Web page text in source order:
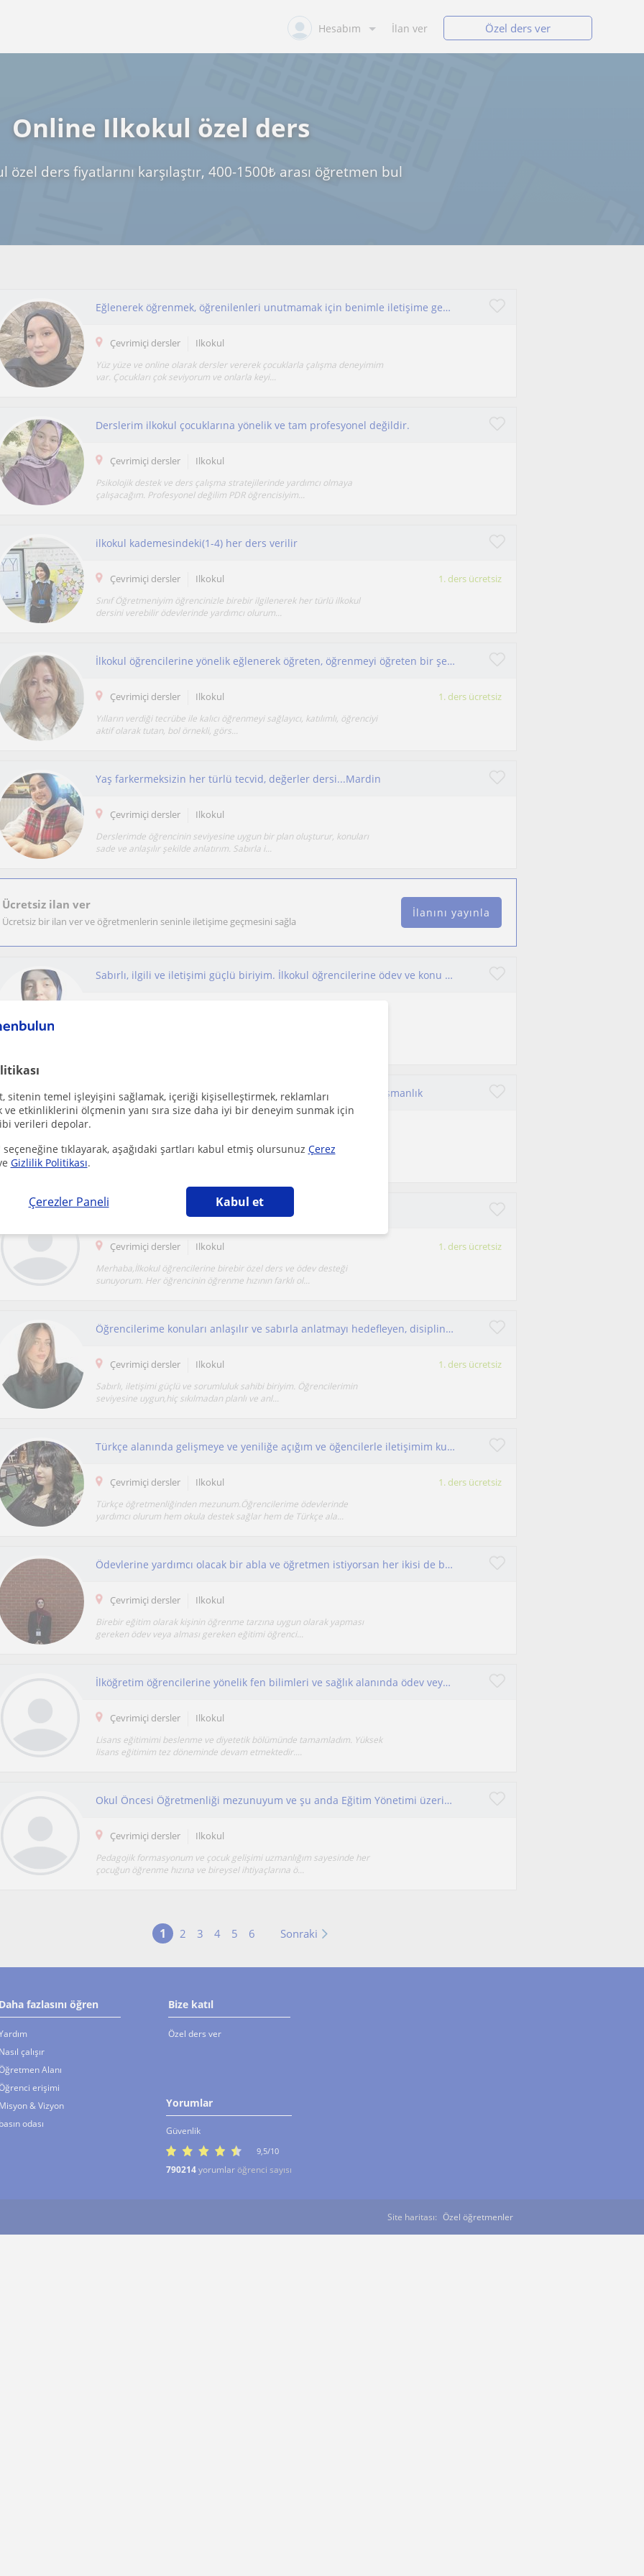
sitenin temel işleyişini sağlamak, içeriği kişiselleştirmek, reklamları
ve etkinliklerini ölçmenin yanı sıra size daha iyi bir deneyim sunmak için
verileri depolar.
tıklayarak, aşağıdaki şartları kabul etmiş olursunuz Çerez
Gizlilik Politikası.
Çerezler Paneli Kabul et
Hesabım İlan ver Özel ders ver
Online Ilkokul özel ders
özel ders fiyatlarını karşılaştır, 400-1500₺ arası öğretmen bul
Eğlenerek öğrenmek, öğrenilenleri unutmamak için benimle iletişime geçin🌷
Çevrimiçi dersler Ilkokul
Yüz yüze ve online olarak dersler vererek çocuklarla çalışma deneyimim
var. Çocukları çok seviyorum ve onlarla keyi...
Derslerim ilkokul çocuklarına yönelik ve tam profesyonel değildir.
Çevrimiçi dersler Ilkokul
Psikolojik destek ve ders çalışma stratejilerinde yardımcı olmaya
çalışacağım. Profesyonel değilim PDR öğrencisiyim...
ilkokul kademesindeki(1-4) her ders verilir
Çevrimiçi dersler Ilkokul 1. ders ücretsiz
Sınıf Öğretmeniyim öğrencinizle birebir ilgilenerek her türlü ilkokul
dersini verebilir ödevlerinde yardımcı olurum...
İlkokul öğrencilerine yönelik eğlenerek öğreten, öğrenmeyi öğreten bir şekilde dertlerimizi işliyoruz.
Çevrimiçi dersler Ilkokul 1. ders ücretsiz
Yılların verdiği tecrübe ile kalıcı öğrenmeyi sağlayıcı, katılımlı, öğrenciyi
aktif olarak tutan, bol örnekli, görs...
Yaş farkermeksizin her türlü tecvid, değerler dersi...Mardin
Çevrimiçi dersler Ilkokul
Derslerimde öğrencinin seviyesine uygun bir plan oluşturur, konuları
sade ve anlaşılır şekilde anlatırım. Sabırla i...
Ücretsiz ilan ver
Ücretsiz bir ilan ver ve öğretmenlerin seninle iletişime geçmesini sağla
İlanını yayınla
Sabırlı, ilgili ve iletişimi güçlü biriyim. İlkokul öğrencilerine ödev ve konu tekrarı desteği verebilirim.
İlkokula Hazırlık Ödev Desteği Okulöncesi Eğitim Eğitim Danışmanlık
Grup ve birebir eğitimde tecrübeliyim. 10 yıllık okulöncesi öğretmenliği,
İlkokul Öğrencileri İçin Sabırlı ve Birebir Özel Ders Desteği
Çevrimiçi dersler Ilkokul 1. ders ücretsiz
Merhaba,İlkokul öğrencilerine birebir özel ders ve ödev desteği
sunuyorum. Her öğrencinin öğrenme hızının farklı ol...
Öğrencilerime konuları anlaşılır ve sabırla anlatmayı hedefleyen, disiplinli ve iletişimi güçlü bir eğitmenim
Çevrimiçi dersler Ilkokul 1. ders ücretsiz
Sabırlı, iletişimi güçlü ve sorumluluk sahibi biriyim. Öğrencilerimin
seviyesine uygun,hiç sıkılmadan planlı ve anl...
Türkçe alanında gelişmeye ve yeniliğe açığım ve öğencilerle iletişimim kuvvetli .
Çevrimiçi dersler Ilkokul 1. ders ücretsiz
Türkçe öğretmenliğinden mezunum.Öğrencilerime ödevlerinde
yardımcı olurum hem okula destek sağlar hem de Türkçe ala...
Ödevlerine yardımcı olacak bir abla ve öğretmen istiyorsan her ikisi de benim. Beraber sıkılmadan ödevlerini tamamlayabiliriz
Çevrimiçi dersler Ilkokul
Birebir eğitim olarak kişinin öğrenme tarzına uygun olarak yapması
gereken ödev veya alması gereken eğitimi öğrenci...
İlköğretim öğrencilerine yönelik fen bilimleri ve sağlık alanında ödev veya tekrar dersleri desteği sağlayabilirim
Çevrimiçi dersler Ilkokul
Lisans eğitimimi beslenme ve diyetetik bölümünde tamamladım. Yüksek
lisans eğitimim tez döneminde devam etmektedir....
Okul Öncesi Öğretmenliği mezunuyum ve şu anda Eğitim Yönetimi üzerine yüksek lisans yapıyorum.
Çevrimiçi dersler Ilkokul
Pedagojik formasyonum ve çocuk gelişimi uzmanlığım sayesinde her
çocuğun öğrenme hızına ve bireysel ihtiyaçlarına ö...
1 2 3 4 5 6 Sonraki
Daha fazlasını öğren
Nasıl çalışır
Alanı
erişimi
Misyon & Vizyon
basın odası
Bize katıl
Özel ders ver
Yorumlar
Güvenlik
9,5/10
790214yorumlar öğrenci sayısı
Site haritası: Özel öğretmenler